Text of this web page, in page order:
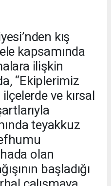
kış
kapsamında
ilişkin
“Ekiplerimiz
ve kırsal
teyakkuz
olan
başladığı